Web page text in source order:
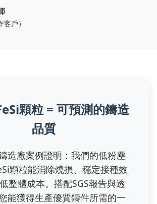
戶）
顆粒 = 可預測的鑄造
品質
造廠案例證明：我們的低粉塵
顆粒能消除燒損、穩定接種效
整體成本。搭配SGS報告與透
能獲得生產優質鑄件所需的一